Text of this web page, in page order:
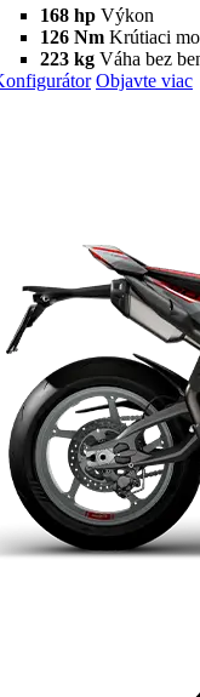
XDiavel
V4
XDiavel V4
168 hp Výkon
126 Nm
Krútiaci
223 kg Váha bez